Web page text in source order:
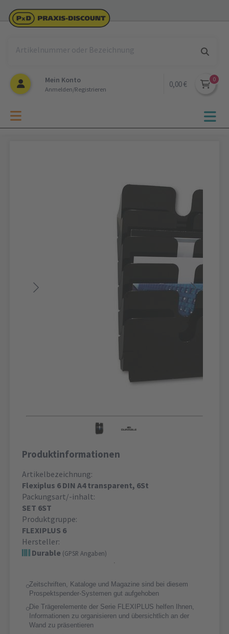
Mein Konto
Anmelden/Registrieren
0,00 €
Produktinformationen
Artikelbezeichnung:
Flexiplus 6 DIN A4 transparent, 6St
Packungsart/-inhalt:
SET 6ST
Produktgruppe:
FLEXIPLUS 6
Hersteller:
Durable (GPSR Angaben)
Zeitschriften, Kataloge und Magazine sind bei diesem
Prospektspender-Systemen gut aufgehoben
Die Trägerelemente der Serie FLEXIPLUS helfen Ihnen,
Informationen zu organisieren und übersichtlich an der
Wand zu präsentieren